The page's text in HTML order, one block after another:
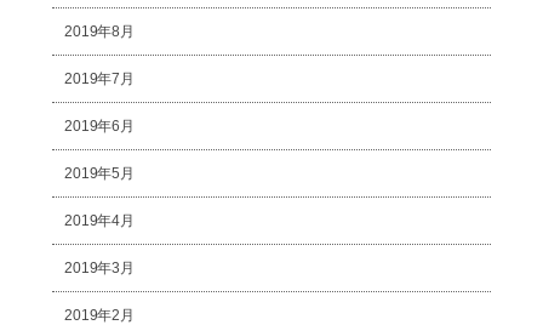
2019年8月
2019年7月
2019年6月
2019年5月
2019年4月
2019年3月
2019年2月